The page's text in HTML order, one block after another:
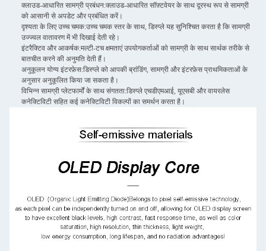
क्लाउड-आधारित सामग्री प्रबंधन:क्लाउड-आधारित सॉफ़्टवेयर के साथ दूरस्थ रूप से सामग्री
को आसानी से अपडेट और प्रबंधित करें।
दृश्यता के लिए उच्च चमक:उच्च चमक स्तर के साथ, डिस्प्ले यह सुनिश्चित करता है कि सामग्री
उज्ज्वल वातावरण में भी दिखाई देती रहे।
इंटरैक्टिव और आकर्षक:मल्टी-टच क्षमताएं उपयोगकर्ताओं को सामग्री के साथ सार्थक तरीके से
बातचीत करने की अनुमति देती हैं।
अनुकूलन योग्य इंटरफ़ेस:डिस्प्ले को आपकी ब्रांडिंग, सामग्री और इंटरफ़ेस प्राथमिकताओं के
अनुसार अनुकूलित किया जा सकता है।
विभिन्न सामग्री प्लेटफार्मों के साथ संगतता:डिस्प्ले एचडीएमआई, यूएसबी और वायरलेस
कनेक्टिविटी सहित कई कनेक्टिविटी विकल्पों का समर्थन करता है।